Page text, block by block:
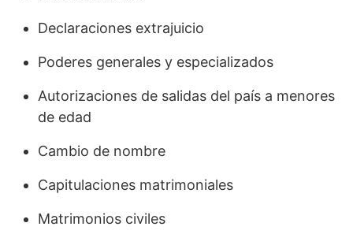
Declaraciones extrajuicio
Poderes generales y especializados
Autorizaciones de salidas del país a menores
de edad
Cambio de nombre
Capitulaciones matrimoniales
Matrimonios civiles